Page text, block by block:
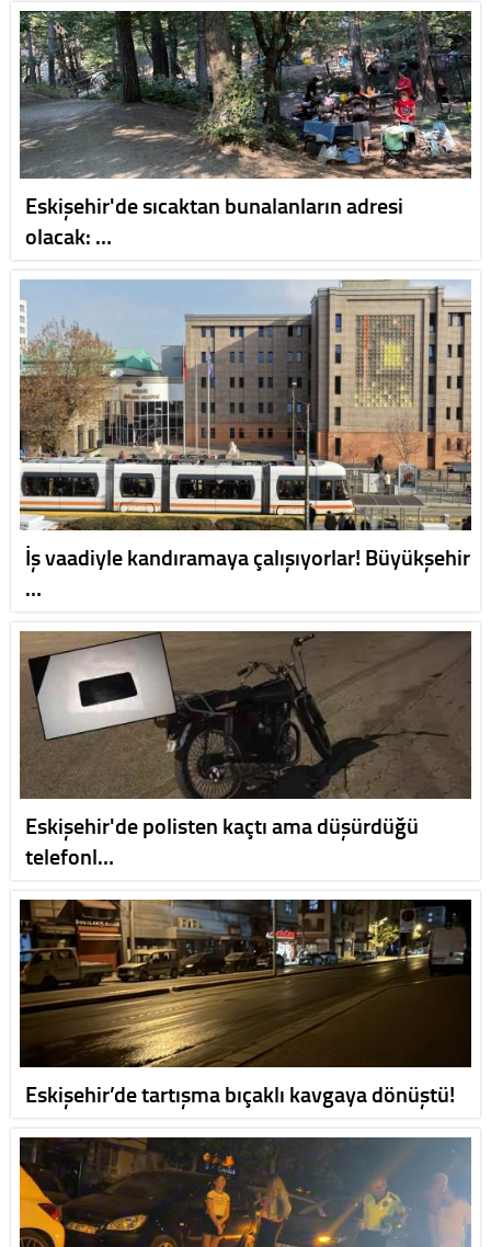
Eskişehir'de sıcaktan bunalanların adresi
olacak: …
İş vaadiyle kandıramaya çalışıyorlar! Büyükşehir
…
Eskişehir'de polisten kaçtı ama düşürdüğü
telefonl…
Eskişehir’de tartışma bıçaklı kavgaya dönüştü!